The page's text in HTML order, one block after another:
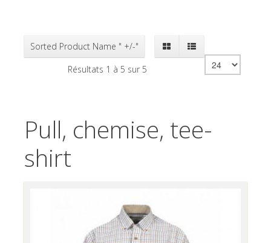
Sorted Product Name " +/-"
Résultats 1 à 5 sur 5
Pull, chemise, tee-
shirt